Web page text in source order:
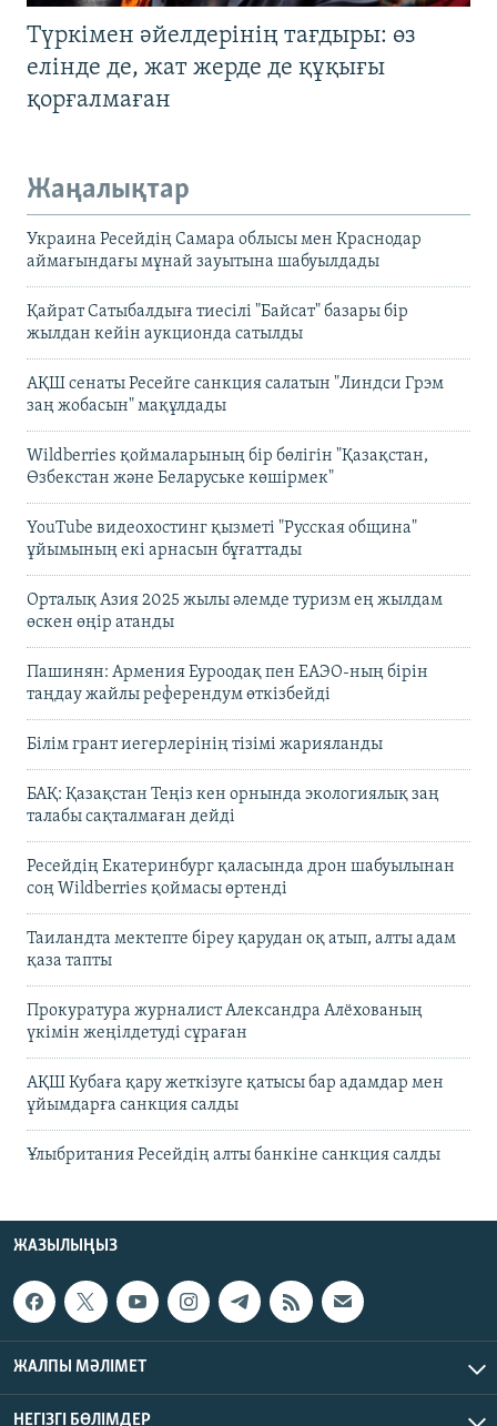
Түркімен әйелдерінің тағдыры: өз
елінде де, жат жерде де құқығы
қорғалмаған
Жаңалықтар
Украина Ресейдің Самара облысы мен Краснодар
аймағындағы мұнай зауытына шабуылдады
Қайрат Сатыбалдыға тиесілі "Байсат" базары бір
жылдан кейін аукционда сатылды
АҚШ сенаты Ресейге санкция салатын "Линдси Грэм
заң жобасын" мақұлдады
Wildberries қоймаларының бір бөлігін "Қазақстан,
Өзбекстан және Беларуське көшірмек"
YouTube видеохостинг қызметі "Русская община"
ұйымының екі арнасын бұғаттады
Орталық Азия 2025 жылы әлемде туризм ең жылдам
өскен өңір атанды
Пашинян: Армения Еуроодақ пен ЕАЭО-ның бірін
таңдау жайлы референдум өткізбейді
Білім грант иегерлерінің тізімі жарияланды
БАҚ: Қазақстан Теңіз кен орнында экологиялық заң
талабы сақталмаған дейді
Ресейдің Екатеринбург қаласында дрон шабуылынан
соң Wildberries қоймасы өртенді
Таиландта мектепте біреу қарудан оқ атып, алты адам
қаза тапты
Прокуратура журналист Александра Алёхованың
үкімін жеңілдетуді сұраған
АҚШ Кубаға қару жеткізуге қатысы бар адамдар мен
ұйымдарға санкция салды
Ұлыбритания Ресейдің алты банкіне санкция салды
ЖАЗЫЛЫҢЫЗ
ЖАЛПЫ МӘЛІМЕТ
НЕГІЗГІ БӨЛІМДЕР